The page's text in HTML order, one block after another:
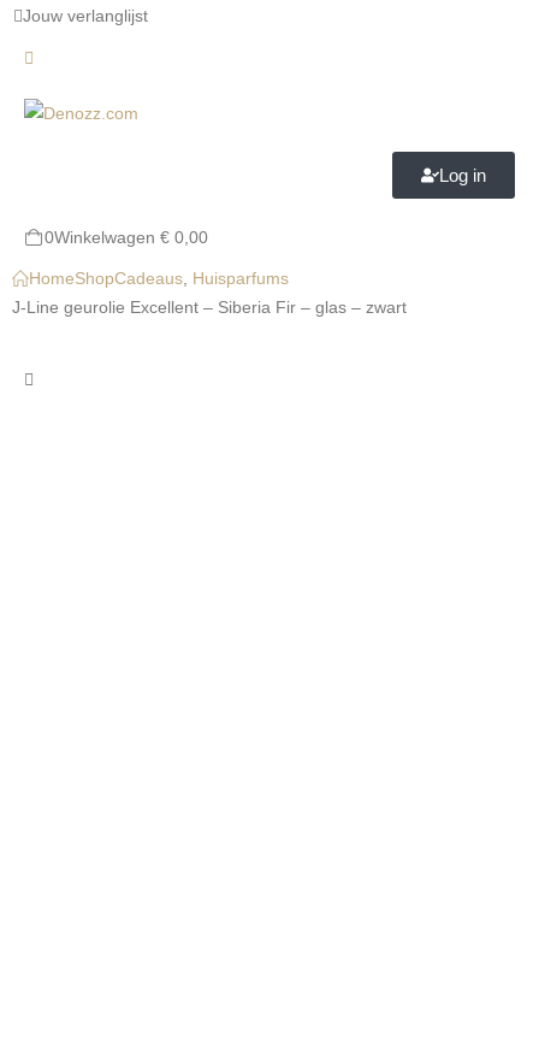
Jouw verlanglijst
Log in
0Winkelwagen €0,00
HomeShopCadeaus Huisparfums
J-Line geurolie Excellent – Siberia Fir – glas – zwart